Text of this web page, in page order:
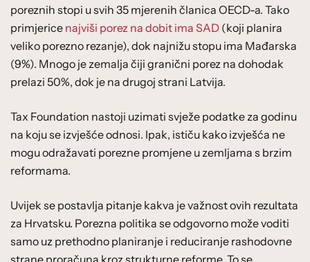
poreznih stopi u svih 35 mjerenih članica OECD-a. Tako
primjerice najviši porez na dobit ima SAD (koji planira
veliko porezno rezanje), dok najnižu stopu ima Mađarska
(9%). Mnogo je zemalja čiji granični porez na dohodak
prelazi 50%, dok je na drugoj strani Latvija.
Tax Foundation nastoji uzimati svježe podatke za godinu
na koju se izvješće odnosi. Ipak, ističu kako izvješća ne
mogu odražavati porezne promjene u zemljama s brzim
reformama.
Uvijek se postavlja pitanje kakva je važnost ovih rezultata
za Hrvatsku. Porezna politika se odgovorno može voditi
samo uz prethodno planiranje i reduciranje rashodovne